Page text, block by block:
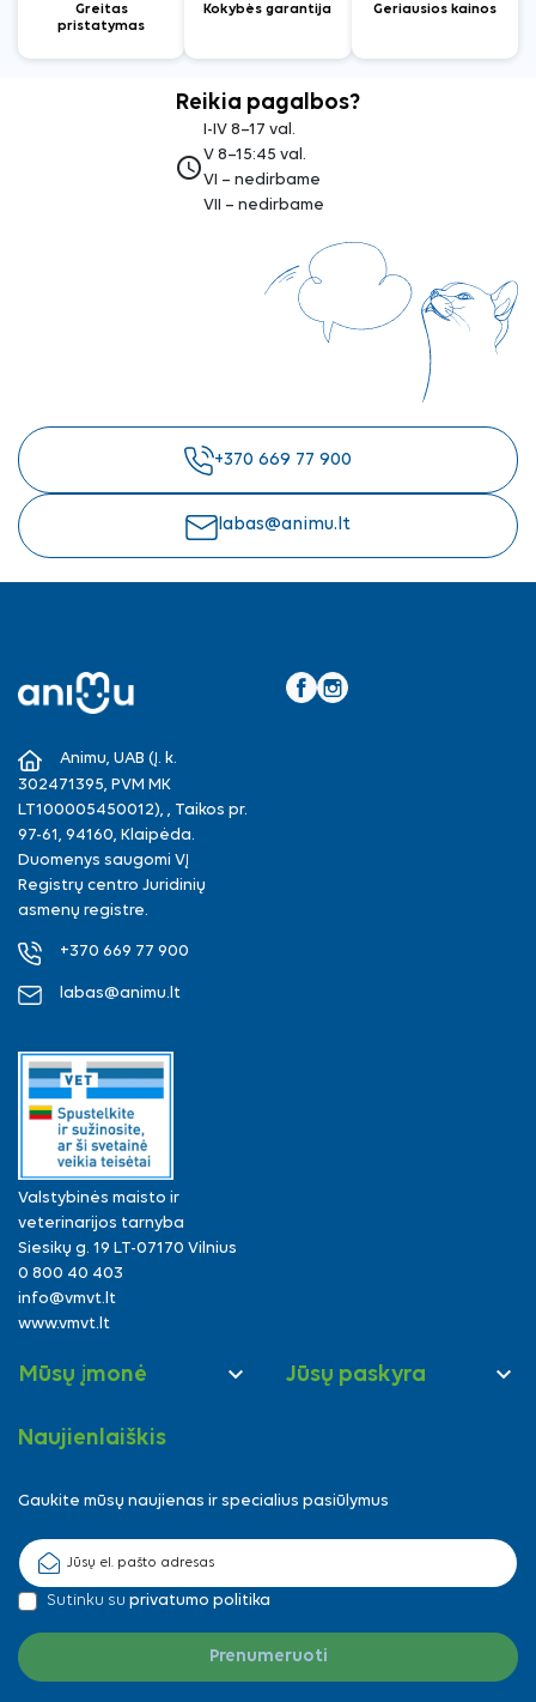
Greitas
pristatymas
Kokybės garantija Geriausios kainos
Reikia pagalbos?
access_time
I-IV 8–17 val.
V 8–15:45 val.
VI – nedirbame
VII – nedirbame
+370 669 77 900
labas@animu.lt
Animu, UAB (Į. k.
302471395, PVM MK
LT100005450012), , Taikos pr.
97-61, 94160, Klaipėda.
Duomenys saugomi VĮ
Registrų centro Juridinių
asmenų registre.
+370 669 77 900
labas@animu.lt
Valstybinės maisto ir
veterinarijos tarnyba
Siesikų g. 19 LT-07170 Vilnius
0 800 40 403
info@vmvt.lt
www.vmvt.lt
Mūsų įmonė  Jūsų paskyra 
Naujienlaiškis
Gaukite mūsų naujienas ir specialius pasiūlymus
Sutinku su privatumo politika